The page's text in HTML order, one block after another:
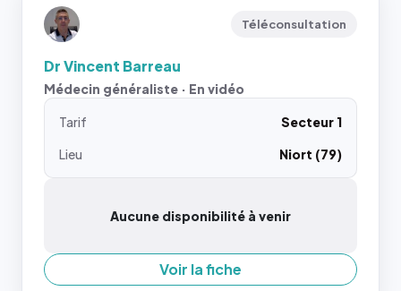
Téléconsultation
Dr Vincent Barreau
Médecin généraliste · En vidéo
Tarif
Secteur 1
Lieu
Niort (79)
Aucune disponibilité à venir
Voir la fiche